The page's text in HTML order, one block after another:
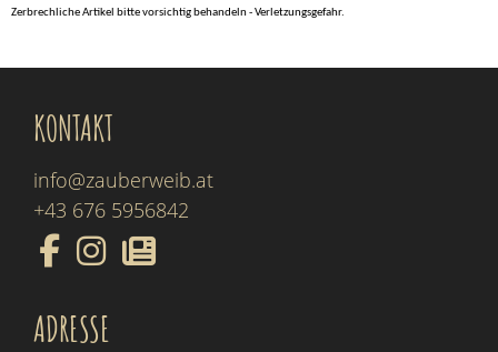
Zerbrechliche Artikel bitte vorsichtig behandeln - Verletzungsgefahr.
KONTAKT
info@zauberweib.at
+43 676 5956842
ADRESSE